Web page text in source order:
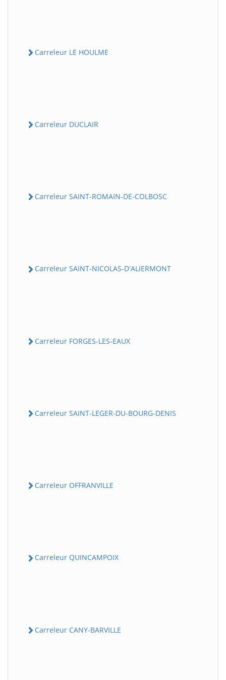
Carreleur LE HOULME
Carreleur DUCLAIR
Carreleur SAINT-ROMAIN-DE-COLBOSC
Carreleur SAINT-NICOLAS-D'ALIERMONT
Carreleur FORGES-LES-EAUX
Carreleur SAINT-LEGER-DU-BOURG-DENIS
Carreleur OFFRANVILLE
Carreleur QUINCAMPOIX
Carreleur CANY-BARVILLE